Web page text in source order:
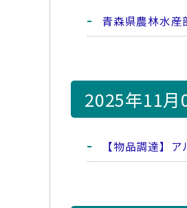
青森県農林水産
2025年11月
【物品調達】